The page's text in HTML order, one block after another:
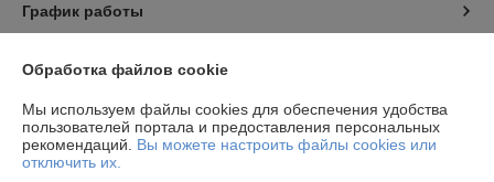
График работы
Полная версия сайта
Политика обработки cookies
Сайт создан на платформе Deal.by
Обработка файлов cookie
Мы используем файлы cookies для обеспечения удобства
пользователей портала и предоставления персональных
рекомендаций. Вы можете настроить файлы cookies или
отключить их.